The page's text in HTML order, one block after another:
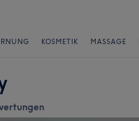
KOSMETIK MASSAGE